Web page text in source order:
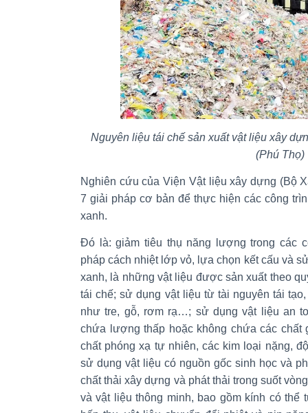
Nguyên liệu tái chế sản xuất vật liệu xây
(Phú Thọ)
Nghiên cứu của Viện Vật liệu xây dựng (Bộ
7 giải pháp cơ bản để thực hiện các công
xanh.
Đó là: giảm tiêu thụ năng lượng trong các
pháp cách nhiệt lớp vỏ, lựa chọn kết cấu và
xanh, là những vật liệu được sản xuất theo
tái chế; sử dụng vật liệu từ tài nguyên tái
như tre, gỗ, rơm rạ…; sử dụng vật liệu an
chứa lượng thấp hoặc không chứa các
chất phóng xạ tự nhiên, các kim loại nặng,
sử dụng vật liệu có nguồn gốc sinh học và
chất thải xây dựng và phát thải trong suốt
và vật liệu thông minh, bao gồm kính có thể